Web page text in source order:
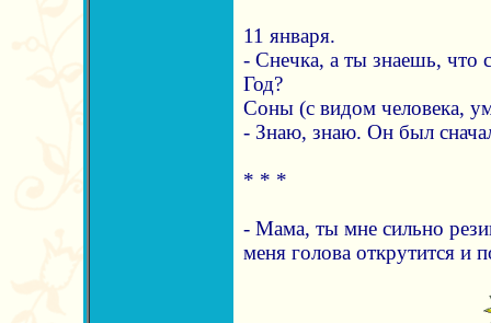
11 января.
- Снечка, а ты знаешь, что
Год?
Соны (с видом человека,
- Знаю, знаю. Он был
* * *
- Мама, ты мне сильно
меня голова открутится и